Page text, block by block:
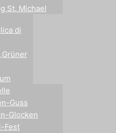
St. Michael
di
Guss
Glocken
Fest